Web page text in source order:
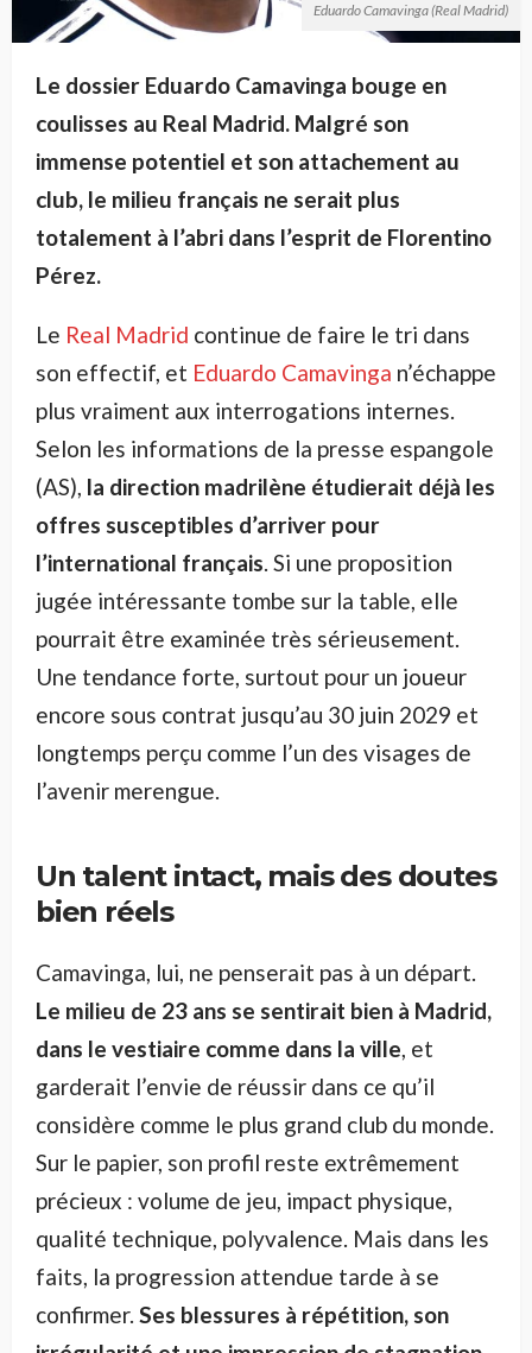
Eduardo Camavinga (Real Madrid)
Le dossier Eduardo Camavinga bouge en
coulisses au Real Madrid. Malgré son
immense potentiel et son attachement au
club, le milieu français ne serait plus
totalement à l’abri dans l’esprit de Florentino
Pérez.
Le Real Madrid continue de faire le tri dans
son effectif, et Eduardo Camavinga n’échappe
plus vraiment aux interrogations internes.
Selon les informations de la presse espangole
(AS), la direction madrilène étudierait déjà les
offres susceptibles d’arriver pour
l’international français. Si une proposition
jugée intéressante tombe sur la table, elle
pourrait être examinée très sérieusement.
Une tendance forte, surtout pour un joueur
encore sous contrat jusqu’au 30 juin 2029 et
longtemps perçu comme l’un des visages de
l’avenir merengue.
Un talent intact, mais des doutes
bien réels
Camavinga, lui, ne penserait pas à un départ.
Le milieu de 23 ans se sentirait bien à Madrid,
dans le vestiaire comme dans la ville, et
garderait l’envie de réussir dans ce qu’il
considère comme le plus grand club du monde.
Sur le papier, son profil reste extrêmement
précieux : volume de jeu, impact physique,
qualité technique, polyvalence. Mais dans les
faits, la progression attendue tarde à se
confirmer. Ses blessures à répétition, son